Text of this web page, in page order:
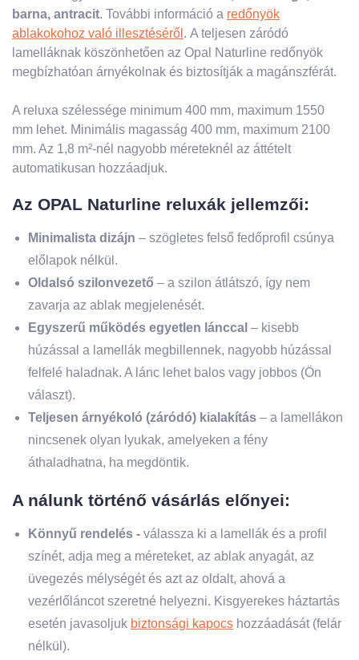
barna, antracit. További információ a redőnyök
ablakokohoz való illesztéséről . A teljesen záródó
lamelláknak köszönhetően az Opal Naturline redőnyök
megbízhatóan árnyékolnak és biztosítják a magánszférát.
A reluxa szélessége minimum 400 mm, maximum 1550
mm lehet. Minimális magasság 400 mm, maximum 2100
mm. Az 1,8 m²-nél nagyobb méreteknél az áttételt
automatikusan hozzáadjuk.
Az OPAL Naturline reluxák jellemzői:
Minimalista dizájn – szögletes felső fedőprofil csúnya
előlapok nélkül.
Oldalsó szilonvezető – a szilon átlátszó, így nem
zavarja az ablak megjelenését.
Egyszerű működés egyetlen lánccal – kisebb
húzással a lamellák megbillennek, nagyobb húzással
felfelé haladnak. A lánc lehet balos vagy jobbos (Ön
választ).
Teljesen árnyékoló (záródó) kialakítás – a lamellákon
nincsenek olyan lyukak, amelyeken a fény
áthaladhatna, ha megdöntik.
A nálunk történő vásárlás előnyei:
Könnyű rendelés - válassza ki a lamellák és a profil
színét, adja meg a méreteket, az ablak anyagát, az
üvegezés mélységét és azt az oldalt, ahová a
vezérlőláncot szeretné helyezni. Kisgyerekes háztartás
esetén javasoljuk biztonsági kapocs hozzáadását (felár
nélkül).